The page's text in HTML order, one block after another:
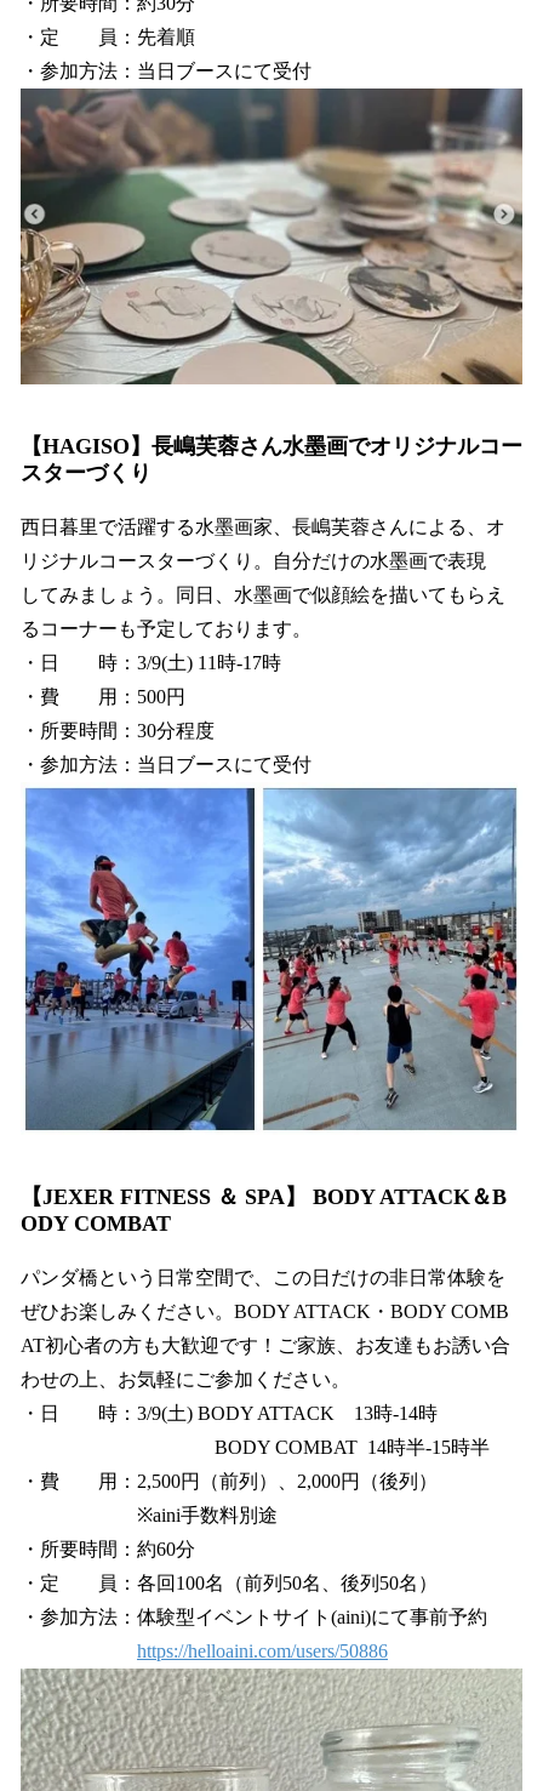
・定 員：先着順
・参加方法：当日ブースにて受付
【HAGISO】長嶋芙蓉さん水墨画でオリジナルコー
スターづくり
西日暮里で活躍する水墨画家、長嶋芙蓉さんによる、オ
リジナルコースターづくり。自分だけの水墨画で表現
してみましょう。同日、水墨画で似顔絵を描いてもらえ
るコーナーも予定しております。
・日 時：3/9(土) 11時-17時
・費 用：500円
・所要時間：30分程度
・参加方法：当日ブースにて受付
【JEXER FITNESS ＆ SPA】 BODY ATTACK＆B
ODY COMBAT
パンダ橋という日常空間で、この日だけの非日常体験を
ぜひお楽しみください。BODY ATTACK・BODY COMB
AT初心者の方も大歓迎です！ご家族、お友達もお誘い合
わせの上、お気軽にご参加ください。
・日 時：3/9(土) BODY ATTACK 13時-14時
BODY COMBAT 14時半-15時半
・費 用：2,500円（前列）、2,000円（後列）
※aini手数料別途
・所要時間：約60分
・定 員：各回100名（前列50名、後列50名）
・参加方法：体験型イベントサイト(aini)にて事前予約
https://helloaini.com/users/50886